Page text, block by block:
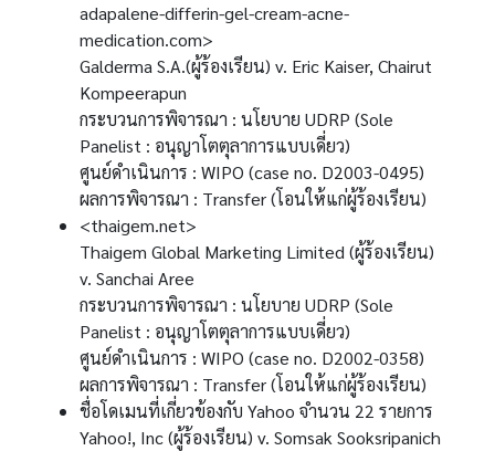
adapalene-differin-gel-cream-acne-
medication.com>
Galderma S.A.(ผู้ร้องเรียน) v. Eric Kaiser, Chairut
Kompeerapun
กระบวนการพิจารณา : นโยบาย UDRP (Sole
Panelist : อนุญาโตตุลาการแบบเดี่ยว)
ศูนย์ดำเนินการ : WIPO (case no. D2003-0495)
ผลการพิจารณา : Transfer (โอนให้แก่ผู้ร้องเรียน)
<thaigem.net>
Thaigem Global Marketing Limited (ผู้ร้องเรียน)
v. Sanchai Aree
กระบวนการพิจารณา : นโยบาย UDRP (Sole
Panelist : อนุญาโตตุลาการแบบเดี่ยว)
ศูนย์ดำเนินการ : WIPO (case no. D2002-0358)
ผลการพิจารณา : Transfer (โอนให้แก่ผู้ร้องเรียน)
ชื่อโดเมนที่เกี่ยวข้องกับ Yahoo จำนวน 22 รายการ
Yahoo!, Inc (ผู้ร้องเรียน) v. Somsak Sooksripanich